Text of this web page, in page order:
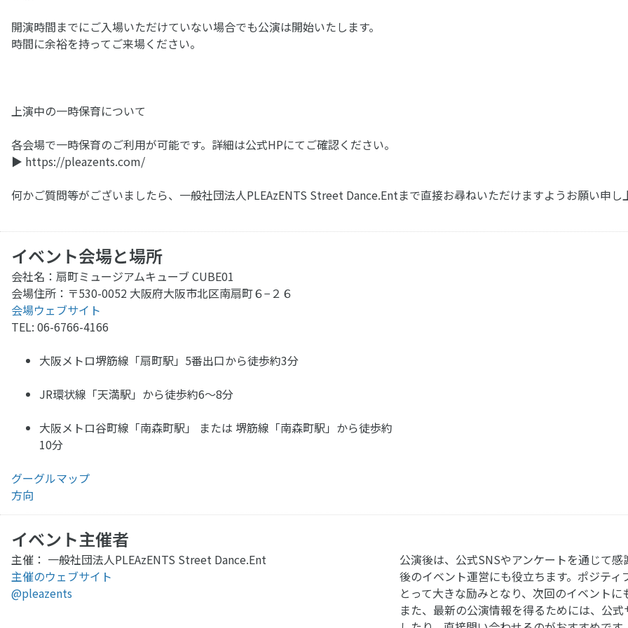
開演時間までにご入場いただけていない場合でも公演は開始いたします。
時間に余裕を持ってご来場ください。
上演中の一時保育について
各会場で一時保育のご利用が可能です。詳細は公式HPにてご確認ください。
▶︎ https://pleazents.com/
何かご質問等がございましたら、一般社団法人PLEAzENTS Street Dance.Entまで直接お尋ねいただけますようお願い申し
イベント会場と場所
会社名：扇町ミュージアムキューブ CUBE01
会場住所：〒530-0052 大阪府大阪市北区南扇町６−２６
会場ウェブサイト
TEL: 06-6766-4166
大阪メトロ堺筋線「扇町駅」5番出口から徒歩約3分
JR環状線「天満駅」から徒歩約6〜8分
大阪メトロ谷町線「南森町駅」 または 堺筋線「南森町駅」から徒歩約
10分
グーグルマップ
方向
イベント主催者
主催： 一般社団法人PLEAzENTS Street Dance.Ent
主催のウェブサイト
@pleazents
公演後は、公式SNSやアンケートを通じて
後のイベント運営にも役立ちます。ポジテ
とって大きな励みとなり、次回のイベントに
また、最新の公演情報を得るためには、公